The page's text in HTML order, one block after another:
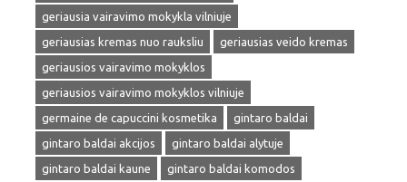
geriausia vairavimo mokykla vilniuje
geriausias kremas nuo rauksliu
geriausias veido kremas
geriausios vairavimo mokyklos
geriausios vairavimo mokyklos vilniuje
germaine de capuccini kosmetika
gintaro baldai
gintaro baldai akcijos
gintaro baldai alytuje
gintaro baldai kaune
gintaro baldai komodos